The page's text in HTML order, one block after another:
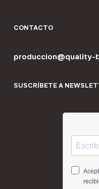
CONTACTO
produccion@quality-
SUSCRÍBETE A